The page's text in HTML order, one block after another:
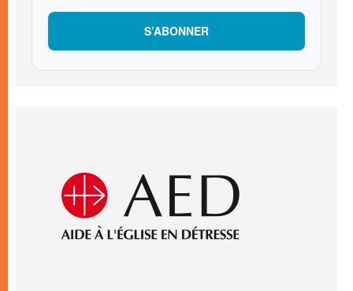
S’ABONNER